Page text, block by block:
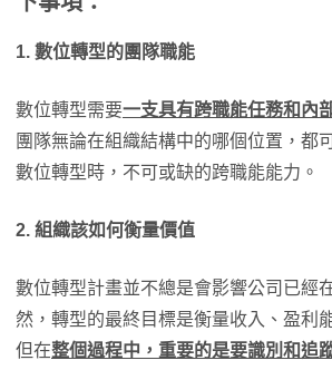
1. 數位轉型的團隊職能
數位轉型需要一支具有跨職能任務和內
團隊無論在組織結構中的哪個位置，都
數位轉型時，不可或缺的跨職能能力。
2. 組織該如何衡量價值
數位轉型計畫並不總是會影響公司已經
然，轉型的最終目標是衡量收入、盈利
但在整個過程中，重要的是要識別和追